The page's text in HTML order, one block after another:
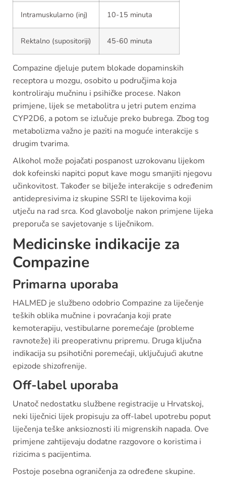
Intramuskularno (inj) 10-15 minuta
Rektalno (supositoriji) 45-60 minuta
Compazine djeluje putem blokade dopaminskih
receptora u mozgu, osobito u područjima koja
kontroliraju mučninu i psihičke procese. Nakon
primjene, lijek se metabolitra u jetri putem enzima
CYP2D6, a potom se izlučuje preko bubrega. Zbog tog
metabolizma važno je paziti na moguće interakcije s
drugim tvarima.
Alkohol može pojačati pospanost uzrokovanu lijekom
dok kofeinski napitci poput kave mogu smanjiti njegovu
učinkovitost. Također se bilježe interakcije s određenim
antidepresivima iz skupine SSRI te lijekovima koji
utječu na rad srca. Kod glavobolje nakon primjene lijeka
preporuča se savjetovanje s liječnikom.
Medicinske indikacije za
Compazine
Primarna uporaba
HALMED je službeno odobrio Compazine za liječenje
teških oblika mučnine i povraćanja koji prate
kemoterapiju, vestibularne poremećaje (probleme
ravnoteže) ili preoperativnu pripremu. Druga ključna
indikacija su psihotični poremećaji, uključujući akutne
epizode shizofrenije.
Off-label uporaba
Unatoč nedostatku službene registracije u Hrvatskoj,
neki liječnici lijek propisuju za off-label upotrebu poput
liječenja teške anksioznosti ili migrenskih napada. Ove
primjene zahtijevaju dodatne razgovore o koristima i
rizicima s pacijentima.
Postoje posebna ograničenja za određene skupine.